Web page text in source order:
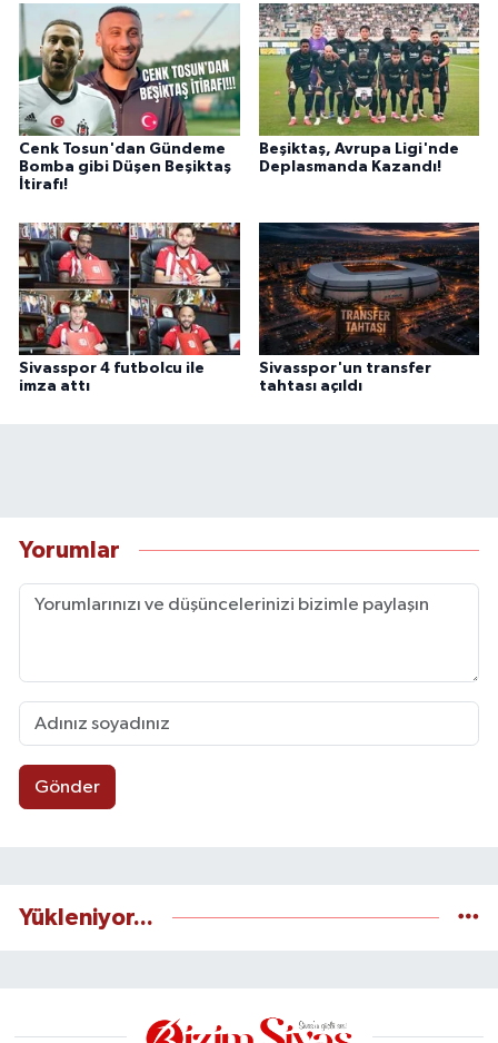
Cenk Tosun'dan Gündeme
Bomba gibi Düşen Beşiktaş
İtirafı!
Beşiktaş, Avrupa Ligi'nde
Deplasmanda Kazandı!
Sivasspor 4 futbolcu ile
imza attı
Sivasspor'un transfer
tahtası açıldı
Yorumlar
Gönder
Yükleniyor...